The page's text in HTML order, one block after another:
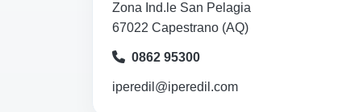
Zona Ind.le San Pelagia
67022 Capestrano (AQ)
0862 95300
iperedil@iperedil.com